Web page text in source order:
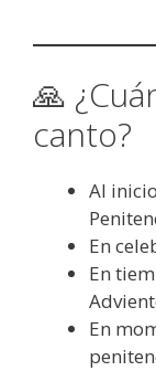
🙏
canto?
Al
En
En
En